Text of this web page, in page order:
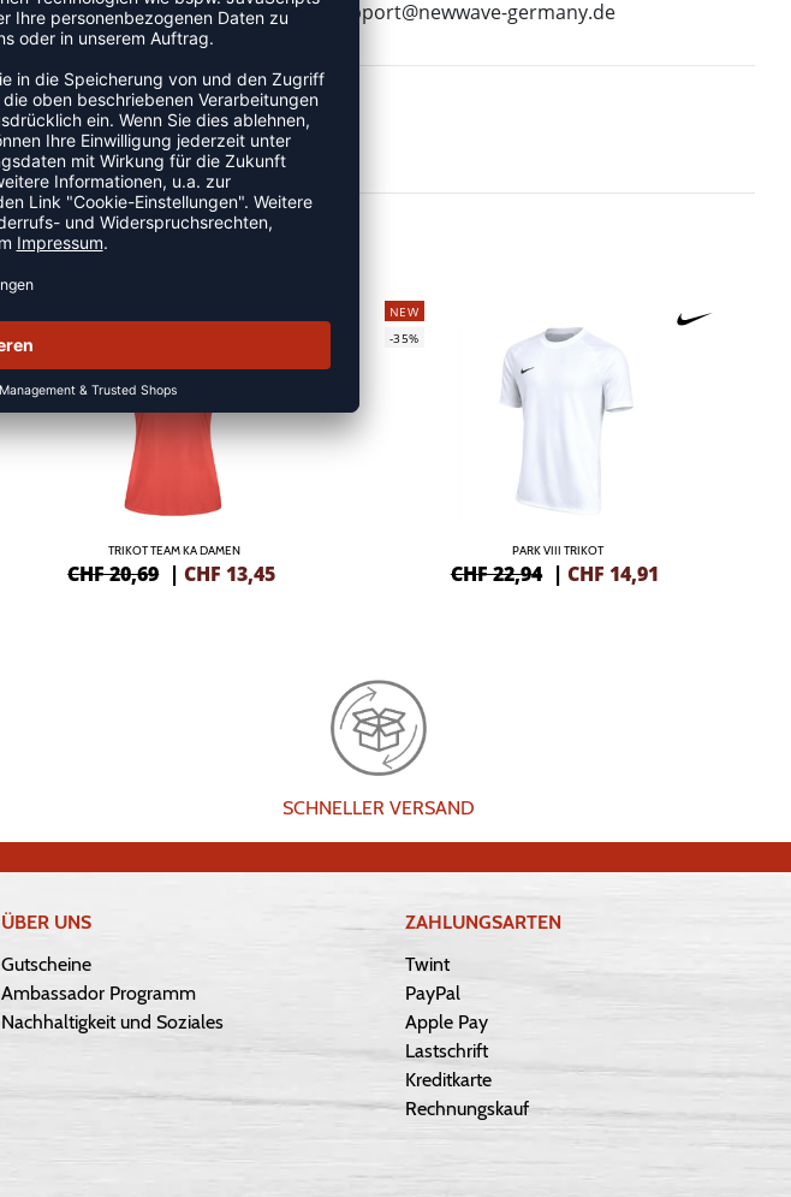
E-Mail:
support@newwave-germany.de
TRIKOT TEAM KA DAMEN
CHF 20,69 |CHF 13,45
NEW
-35%
PARK VIII TRIKOT
CHF 22,94 | CHF 14,91
SCHNELLER VERSAND
ÜBER UNS
Gutscheine
Ambassador Programm
Nachhaltigkeit und Soziales
ZAHLUNGSARTEN
Twint
PayPal
Apple Pay
Lastschrift
Kreditkarte
Rechnungskauf